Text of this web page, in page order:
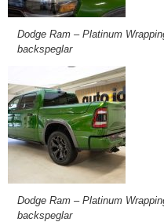
Dodge Ram – Platinum
backspeglar
Dodge Ram – Platinum
backspeglar